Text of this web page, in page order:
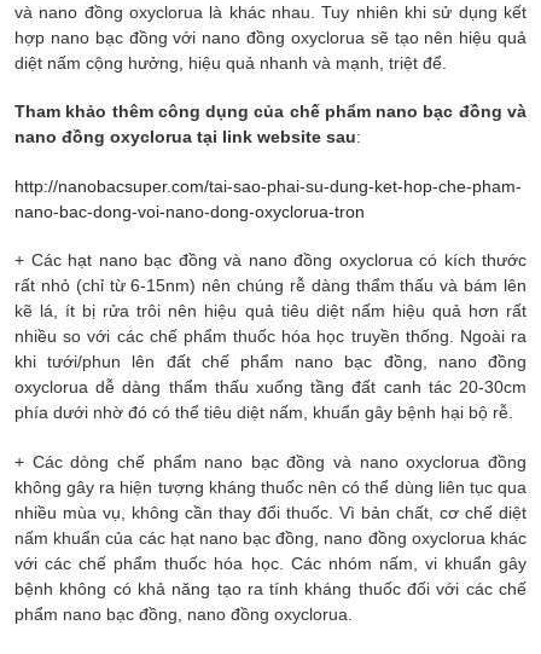
và nano đồng oxyclorua là khác nhau. Tuy nhiên khi sử dụng kết
hợp nano bạc đồng với nano đồng oxyclorua sẽ tạo nên hiệu quả
diệt nấm cộng hưởng, hiệu quả nhanh và mạnh, triệt để.
Tham khảo thêm công dụng của chế phẩm nano bạc đồng và
nano đồng oxyclorua tại link website sau:
http://nanobacsuper.com/tai-sao-phai-su-dung-ket-hop-che-pham-
nano-bac-dong-voi-nano-dong-oxyclorua-tron
+ Các hạt nano bạc đồng và nano đồng oxyclorua có kích thước
rất nhỏ (chỉ từ 6-15nm) nên chúng rễ dàng thẩm thấu và bám lên
kẽ lá, ít bị rửa trôi nên hiệu quả tiêu diệt nấm hiệu quả hơn rất
nhiều so với các chế phẩm thuốc hóa học truyền thống. Ngoài ra
khi tưới/phun lên đất chế phẩm nano bạc đồng, nano đồng
oxyclorua dễ dàng thẩm thấu xuống tầng đất canh tác 20-30cm
phía dưới nhờ đó có thể tiêu diệt nấm, khuẩn gây bệnh hại bộ rễ.
+ Các dòng chế phẩm nano bạc đồng và nano oxyclorua đồng
không gây ra hiện tượng kháng thuốc nên có thể dùng liên tục qua
nhiều mùa vụ, không cần thay đổi thuốc. Vì bản chất, cơ chế diệt
nấm khuẩn của các hạt nano bạc đồng, nano đồng oxyclorua khác
với các chế phẩm thuốc hóa học. Các nhóm nấm, vi khuẩn gây
bệnh không có khả năng tạo ra tính kháng thuốc đối với các chế
phẩm nano bạc đồng, nano đồng oxyclorua.